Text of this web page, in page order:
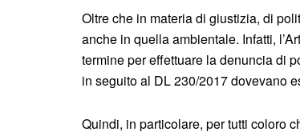
Oltre che in materia di giustizia, di
anche in quella ambientale. Infatti,
termine per effettuare la denuncia di
in seguito al DL 230/2017 dovevano
Quindi, in particolare, per tutti coloro